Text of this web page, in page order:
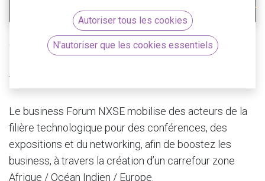
Chaque année depuis 2016, Digital Réunion organise
transformation Digitale – Océan Indien / Afrique».
Le business Forum NXSE mobilise des acteurs de la
filière technologique pour des conférences, des
expositions et du networking, afin de boostez les
business, à travers la création d’un carrefour zone
Afrique / Océan Indien / Europe.
Autoriser tous les cookies
N'autoriser que les cookies essentiels